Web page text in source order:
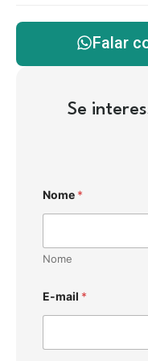
Falar
Se
Nome *
Nome
E-mail *